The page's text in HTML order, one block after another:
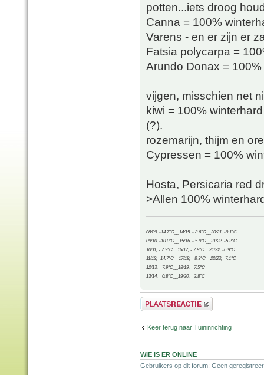
potten...iets droog
Canna = 100%
Varens - en er zijn er
Fatsia polycarpa =
Arundo Donax =
vijgen, misschien net
kiwi = 100%
(?).
rozemarijn, thijm en
Cypressen = 100%
Hosta, Persicaria red
>Allen 100%
08/09, -14.7°C__14/15, - 3.6°C__20/21, -9.1°C
09/10, -10.0°C__15/16, - 5.9°C__21/22, -5.2°C
10/11, - 7.9°C__16/17, - 7.9°C__21/22, -6.9°C
11/12, -14.7°C__17/18, - 8.3°C__22/23, -7.1°C
12/13, - 7.9°C__18/19, - 7.5°C
13/14, - 0.8°C__19/20, - 2.8°C
Plaats een reactie
Keer terug naar Tuininrichting
WIE IS ER ONLINE
Gebruikers op dit forum: Geen